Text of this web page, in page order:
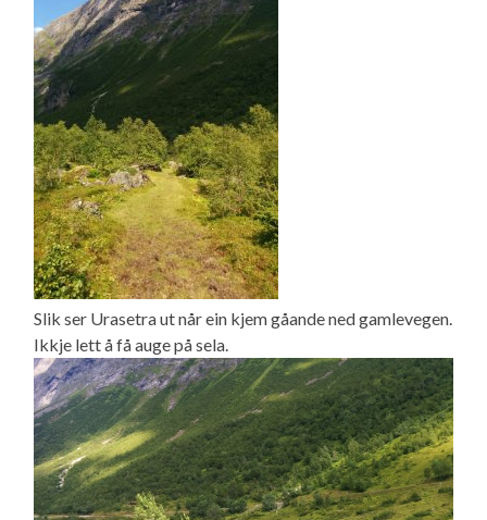
Slik ser Urasetra ut når ein kjem gåande ned gamlevegen.
Ikkje lett å få auge på sela.